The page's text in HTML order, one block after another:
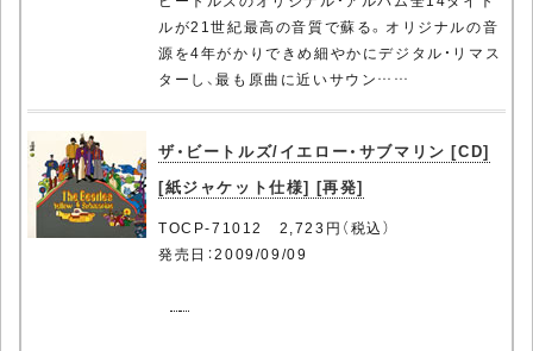
ルが21世紀最高の音質で蘇る。オリジナルの音
源を4年がかりできめ細やかにデジタル・リマス
ターし、最も原曲に近いサウン……
ザ・ビートルズ/イエロー・サブマリン [CD]
[紙ジャケット仕様] [再発]
TOCP-71012 2,723円（税込）
発売日：2009/09/09